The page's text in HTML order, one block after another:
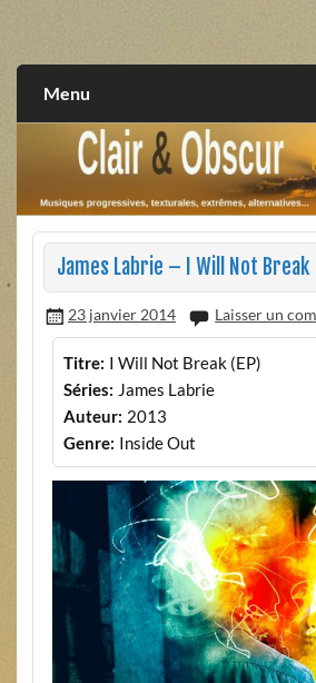
extrêmes, alternatives, texturales
Menu
James Labrie – I Will Not Break
23 janvier 2014 Laisser un
Titre: I Will Not Break (EP)
Séries: James Labrie
Auteur: 2013
Genre: Inside Out